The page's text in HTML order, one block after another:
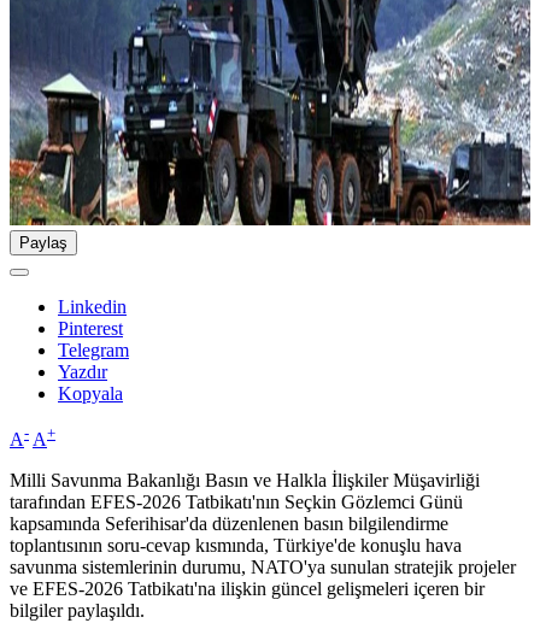
Paylaş
Linkedin
Pinterest
Telegram
Yazdır
Kopyala
A- A+
Milli Savunma Bakanlığı Basın ve Halkla İlişkiler Müşavirliği
tarafından EFES-2026 Tatbikatı'nın Seçkin Gözlemci Günü
kapsamında Seferihisar'da düzenlenen basın bilgilendirme
toplantısının soru-cevap kısmında, Türkiye'de konuşlu hava
savunma sistemlerinin durumu, NATO'ya sunulan stratejik projeler
ve EFES-2026 Tatbikatı'na ilişkin güncel gelişmeleri içeren bir
bilgiler paylaşıldı.